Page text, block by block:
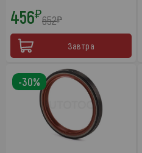
456₽652₽
Завтра
-30%